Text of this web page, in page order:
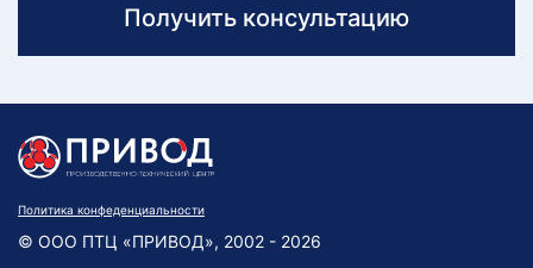
Получить консультацию
Политика конфеденциальности
© ООО ПТЦ «ПРИВОД», 2002 - 2026